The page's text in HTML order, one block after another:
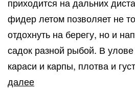
фидер летом позволяет не
отдохнуть на берегу, но и
садок разной рыбой. В
караси и карпы, плотва и
далееКак